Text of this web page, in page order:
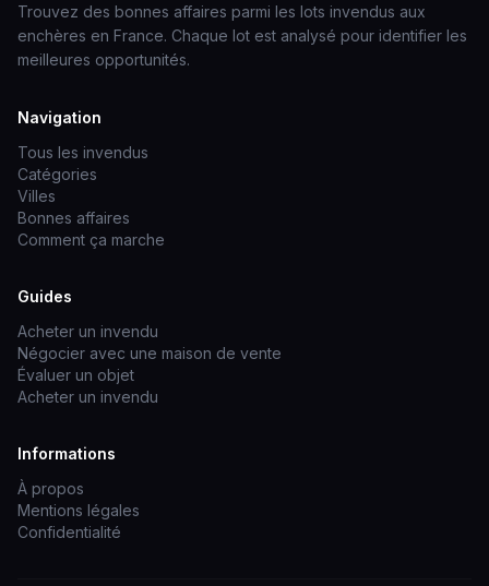
Trouvez des bonnes affaires parmi les lots invendus aux
enchères en France. Chaque lot est analysé pour identifier les
meilleures opportunités.
Navigation
Tous les invendus
Catégories
Villes
Bonnes affaires
Comment ça marche
Guides
Acheter un invendu
Négocier avec une maison de vente
Évaluer un objet
Acheter un invendu
Informations
À propos
Mentions légales
Confidentialité